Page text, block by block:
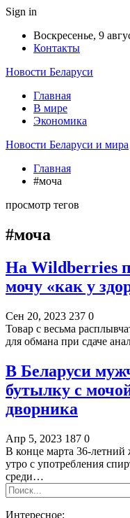
Sign in
Воскресенье, 9
Контакты
Новости Беларуси
Главная
В мире
Экономика
Новости Беларуси и мира
Главная
#моча
просмотр тегов
#моча
На Wildberries
мочу «как у
Сен 20, 2023 237 0
Товар с весьма
для обмана при сдаче
В Беларуси
бутылку с
дворника
Апр 5, 2023 187 0
В конце марта 36-летний
утро с употребления
среди…
Интересное: